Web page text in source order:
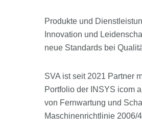
Produkte und
Innovation und
neue Standards bei
SVA ist seit 2021 Partner
Portfolio der INSYS icom
von Fernwartung und
Maschinenrichtlinie 2006/